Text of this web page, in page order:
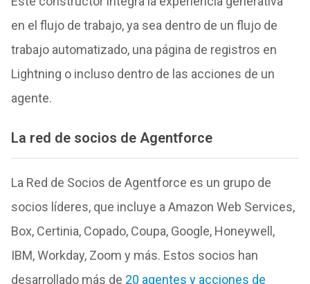
en el flujo de trabajo, ya sea dentro de un flujo de
trabajo automatizado, una página de registros en
Lightning o incluso dentro de las acciones de un
agente.
La red de socios de Agentforce
La Red de Socios de Agentforce es un grupo de
socios líderes, que incluye a Amazon Web Services,
Box, Certinia, Copado, Coupa, Google, Honeywell,
IBM, Workday, Zoom y más. Estos socios han
desarrollado más de 20 agentes y acciones de